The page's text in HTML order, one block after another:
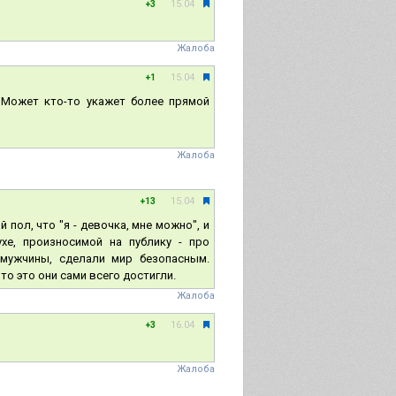
15.04
+3
Жалоба
15.04
+1
кто-то укажет более прямой
Жалоба
15.04
+13
пол, что "я - девочка, мне можно", и
произносимой на публику - про
сделали мир безопасным.
это они сами всего достигли.
Жалоба
16.04
+3
Жалоба